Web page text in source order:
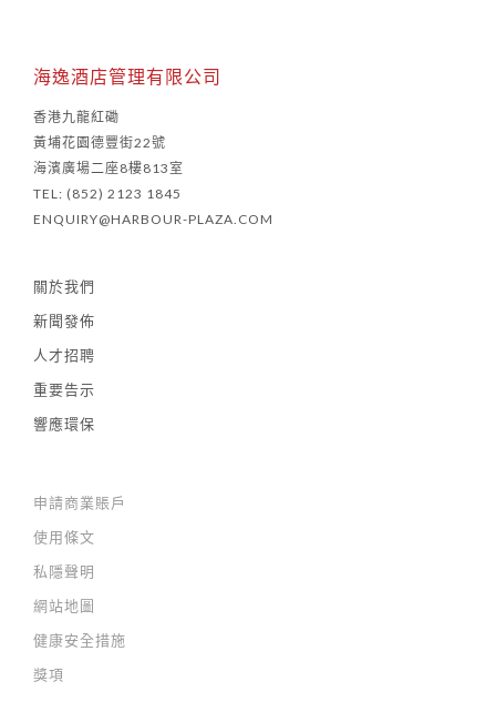
海逸酒店管理有限公司
香港九龍紅磡
黃埔花園德豐街22號
海濱廣場二座8樓813室
TEL: (852) 2123 1845
ENQUIRY@HARBOUR-PLAZA.COM
關於我們
新聞發佈
人才招聘
重要告示
響應環保
申請商業賬戶
使用條文
私隱聲明
網站地圖
健康安全措施
獎項